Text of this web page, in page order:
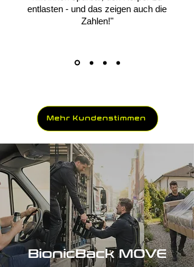
entlasten - und das zeigen auch die
Zahlen!"
Mehr Kundenstimmen
BionicBack MOVE